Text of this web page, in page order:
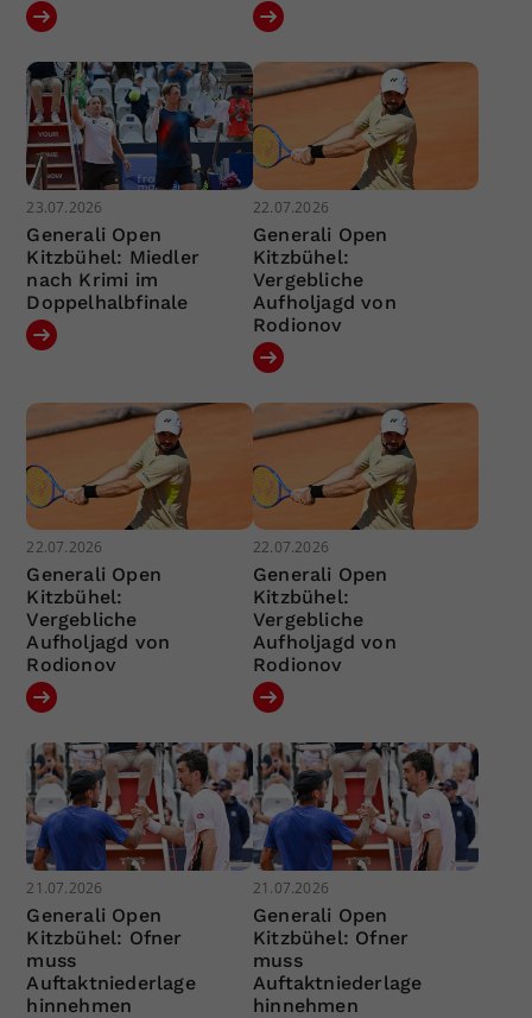
23.07.2026
Generali Open
Kitzbühel: Miedler
nach Krimi im
Doppelhalbfinale
22.07.2026
Generali Open
Kitzbühel:
Vergebliche
Aufholjagd von
Rodionov
22.07.2026
Generali Open
Kitzbühel:
Vergebliche
Aufholjagd von
Rodionov
22.07.2026
Generali Open
Kitzbühel:
Vergebliche
Aufholjagd von
Rodionov
21.07.2026
Generali Open
Kitzbühel: Ofner
muss
Auftaktniederlage
hinnehmen
21.07.2026
Generali Open
Kitzbühel: Ofner
muss
Auftaktniederlage
hinnehmen